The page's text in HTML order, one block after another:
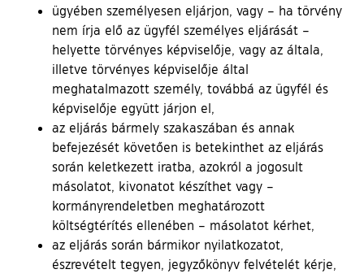
ügyében személyesen eljárjon, vagy – ha törvény
nem írja elő az ügyfél személyes eljárását –
helyette törvényes képviselője, vagy az általa,
illetve törvényes képviselője által
meghatalmazott személy, továbbá az ügyfél és
képviselője együtt járjon el,
az eljárás bármely szakaszában és annak
befejezését követően is betekinthet az eljárás
során keletkezett iratba, azokról a jogosult
másolatot, kivonatot készíthet vagy –
kormányrendeletben meghatározott
költségtérítés ellenében – másolatot kérhet,
az eljárás során bármikor nyilatkozatot,
észrevételt tegyen, jegyzőkönyv felvételét kérje,